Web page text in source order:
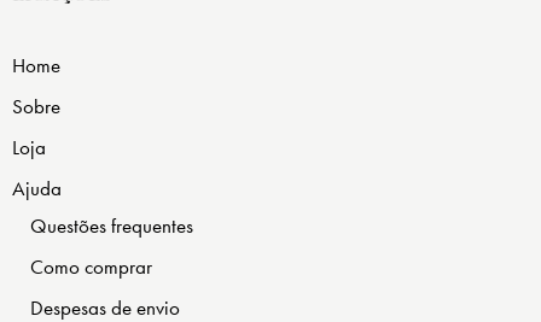
Home
Sobre
Loja
Ajuda
Questões frequentes
Como comprar
Despesas de envio